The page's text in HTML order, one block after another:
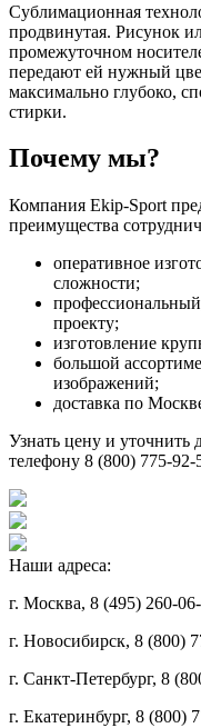
Сублимационная
продвинутая. Рисунок
промежуточном
передают ей нужный
максимально глубоко,
стирки.
Почему мы?
Компания Ekip-Sport
преимущества
оперативное
сложности;
проекту;
изготовление
большой
изображений;
доставка по
Узнать цену и
телефону 8 (800) 775-
Наши адреса:
г. Москва, 8 (495) 260-06-
г. Новосибирск, 8 (800)
г. Санкт-Петербург, 8
г. Екатеринбург, 8 (800)